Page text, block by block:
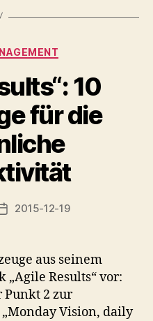
10
für die
Veröffentlichungsdatum
2015-12-19
aus seinem
Results“ vor:
Punkt 2 zur
Vision, daily